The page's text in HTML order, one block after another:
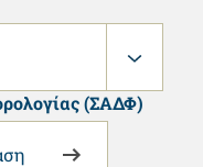
(ΣΑΔΦ)